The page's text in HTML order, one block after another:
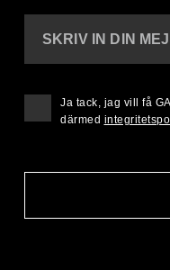
SKRIV IN DIN
Ja tack, jag vill få
därmed